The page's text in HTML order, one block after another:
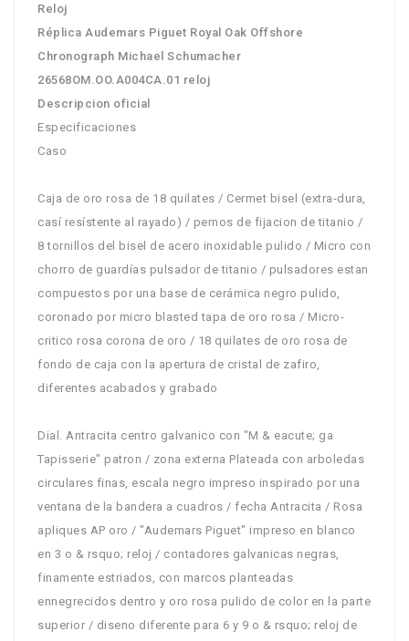
Reloj
Réplica Audemars Piguet Royal Oak Offshore
Chronograph Michael Schumacher
26568OM.OO.A004CA.01 reloj
Descripcion oficial
Especificaciones
Caso
Caja de oro rosa de 18 quilates / Cermet bisel (extra-dura,
casí resístente al rayado) / pernos de fijacion de titanio /
8 tornillos del bisel de acero inoxidable pulido / Micro con
chorro de guardías pulsador de titanio / pulsadores estan
compuestos por una base de cerámica negro pulido,
coronado por micro blasted tapa de oro rosa / Micro-
critico rosa corona de oro / 18 quilates de oro rosa de
fondo de caja con la apertura de cristal de zafiro,
diferentes acabados y grabado
Dial. Antracita centro galvanico con "M & eacute; ga
Tapisserie" patron / zona externa Plateada con arboledas
circulares finas, escala negro impreso inspirado por una
ventana de la bandera a cuadros / fecha Antracita / Rosa
apliques AP oro / "Audemars Piguet" impreso en blanco
en 3 o & rsquo; reloj / contadores galvanicas negras,
finamente estriados, con marcos planteadas
ennegrecidos dentro y oro rosa pulido de color en la parte
superior / diseno diferente para 6 y 9 o & rsquo; reloj de